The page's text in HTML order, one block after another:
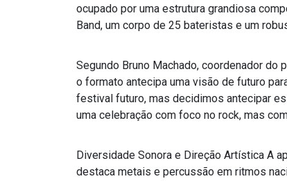
ocupado por uma estrutura grandiosa
Band, um corpo de 25 bateristas e um
Segundo Bruno Machado, coordenador
o formato antecipa uma visão de futuro
festival futuro, mas decidimos antecipar
uma celebração com foco no rock, mas
Diversidade Sonora e Direção Artística A
destaca metais e percussão em ritmos